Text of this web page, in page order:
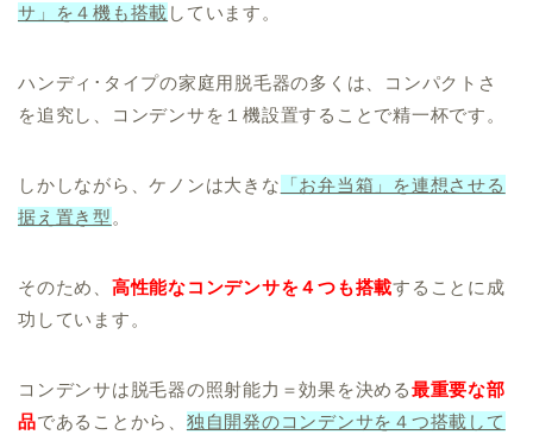
サ」を４機も搭載 しています。
ハンディ･タイプの家庭用脱毛器の多くは、コンパクトさ
を追究し、コンデンサを１機設置することで精一杯です。
しかしながら、ケノンは大きな 「お弁当箱」を連想させる
据え置き型 。
そのため、 高性能なコンデンサを４つも搭載することに成
功しています。
コンデンサは脱毛器の照射能力＝効果を決める最重要な部
品であることから、 独自開発のコンデンサを４つ搭載して